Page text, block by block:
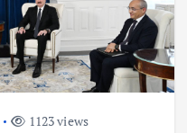
1123 views